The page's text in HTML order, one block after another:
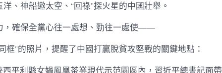
、神船遨太空、“回祿”探火星的中國壯舉。
，確保全黨心往一處想、勁往一處使——
框”的照片，提醒了中國打贏脫貧攻堅戰的關鍵地點：